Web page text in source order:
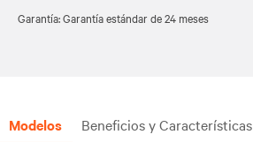
Garantía: Garantía estándar de 24 meses
Modelos Beneficios y Características